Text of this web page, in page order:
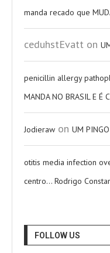
manda recado que
ceduhstEvatt on
penicillin allergy
MANDA NO BRASIL E É
Jodieraw on UM
otitis media infection
centro… Rodrigo
FOLLOW US